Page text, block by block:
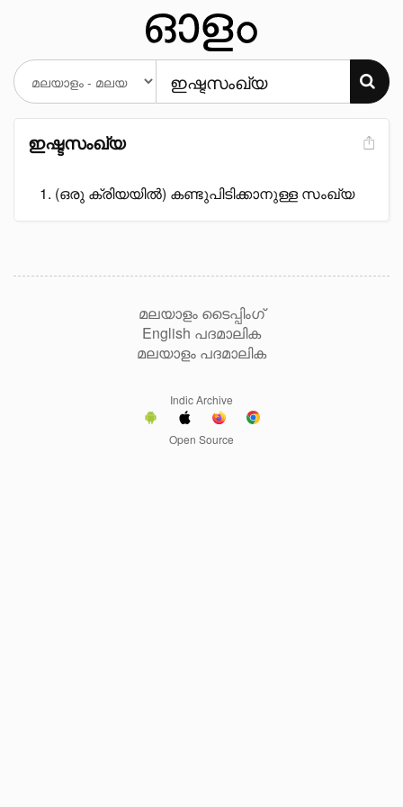
ഇഷ്ടസംഖ്യ
(ഒരു ക്രിയയിൽ) കണ്ടുപിടിക്കാനുള്ള സംഖ്യ
മലയാളം ടൈപ്പിംഗ്
English പദമാലിക
മലയാളം പദമാലിക
Indic Archive
Open Source